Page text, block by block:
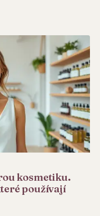
kosmetiku.
používají